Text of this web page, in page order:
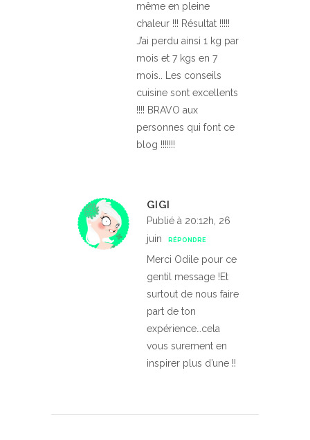
même en pleine
chaleur !!! Résultat !!!!!
J’ai perdu ainsi 1 kg par
mois et 7 kgs en 7
mois.. Les conseils
cuisine sont excellents
!!!! BRAVO aux
personnes qui font ce
blog !!!!!!!
GIGI
Publié à 20:12h, 26
juin
RÉPONDRE
Merci Odile pour ce
gentil message !Et
surtout de nous faire
part de ton
expérience…cela
vous surement en
inspirer plus d’une !!